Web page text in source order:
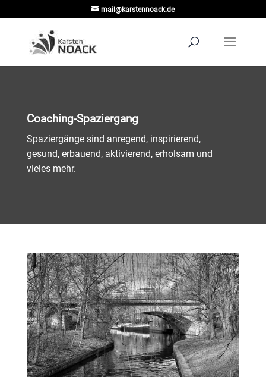
mail@karstennoack.de
Coaching-Spaziergang
Spaziergänge sind anregend, inspirierend,
gesund, erbauend, aktivierend, erholsam und
vieles mehr.